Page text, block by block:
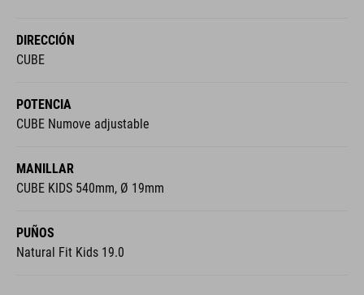
DIRECCIÓN
CUBE
POTENCIA
CUBE Numove adjustable
MANILLAR
CUBE KIDS 540mm, Ø 19mm
PUÑOS
Natural Fit Kids 19.0